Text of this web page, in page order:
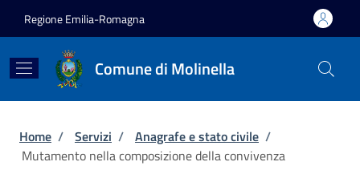
Regione Emilia-Romagna
Comune di Molinella
Briciole di pane
Home / Servizi / Anagrafe e stato civile /
Mutamento nella composizione della convivenza